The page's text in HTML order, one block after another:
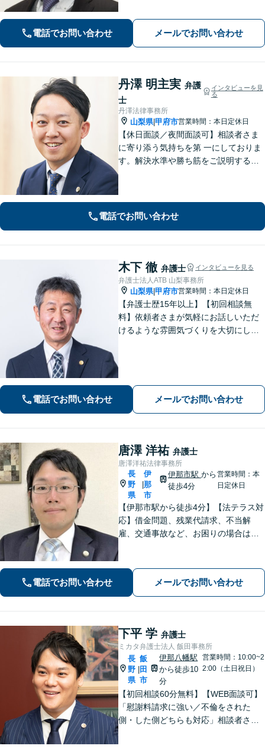
電話でお問い合わせ メールでお問い合わせ
丹澤 明主実 弁護
士
インタビューを見
る
丹澤法律事務所
山梨県|甲府市営業時間：本日定休日
【休日面談／夜間面談可】相談者さま
に寄り添う気持ちを第 一にしておりま
す。解決水準や勝ち筋をご説明する際
電話でお問い合わせ
木下 徹 弁護士 インタビューを見る
弁護士法人ATB 山梨事務所
山梨県|甲府市営業時間：本日定休日
【弁護士歴15年以上】【初回相談無
料】依頼者さまが気軽にお話しいただ
けるような雰囲気づくりを大切にして
電話でお問い合わせ メールでお問い合わせ
唐澤 洋祐 弁護士
唐澤洋祐法律事務所
長
野
県
|
伊
那
市
伊那市駅 から
徒歩4分
営業時間：本
日定休日
【伊那市駅から徒歩4分】【法テラス対
応】借金問題、残業代請求、不当解
雇、交通事故など、お困りの場合はす
ます!【秘密厳守】【破産管財人】
電話でお問い合わせ メールでお問い合わせ
下平 学 弁護士
ミカタ弁護士法人 飯田事務所
長
野
県
飯
田
市
伊那八幡駅
から徒歩10
分
営業時間：10:00~2
2:00（土日祝日）
【初回相談60分無料】【WEB面談可】
「慰謝料請求に強い／不倫をされた
側・した側どちらも対応」相談者さま